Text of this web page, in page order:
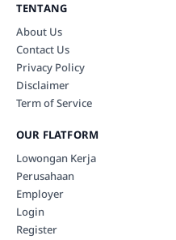
TENTANG
About Us
Contact Us
Privacy Policy
Disclaimer
Term of Service
OUR FLATFORM
Lowongan Kerja
Perusahaan
Employer
Login
Register